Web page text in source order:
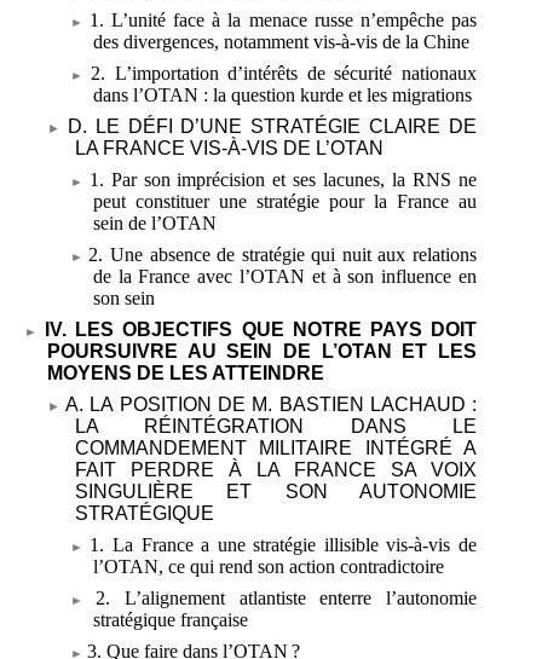
1. L’unité face à la menace russe n’empêche pas
des divergences, notamment vis-à-vis de la Chine
2. L’importation d’intérêts de sécurité nationaux
dans l’OTAN : la question kurde et les migrations
D. LE DÉFI D’UNE STRATÉGIE CLAIRE DE
LA FRANCE VIS-À-VIS DE L’OTAN
1. Par son imprécision et ses lacunes, la RNS ne
peut constituer une stratégie pour la France au
sein de l’OTAN
2. Une absence de stratégie qui nuit aux relations
de la France avec l’OTAN et à son influence en
son sein
IV. LES OBJECTIFS QUE NOTRE PAYS DOIT
POURSUIVRE AU SEIN DE L’OTAN ET LES
MOYENS DE LES ATTEINDRE
A. LA POSITION DE M. BASTIEN LACHAUD :
LA RÉINTÉGRATION DANS LE
COMMANDEMENT MILITAIRE INTÉGRÉ A
FAIT PERDRE À LA FRANCE SA VOIX
SINGULIÈRE ET SON AUTONOMIE
STRATÉGIQUE
1. La France a une stratégie illisible vis-à-vis de
l’OTAN, ce qui rend son action contradictoire
2. L’alignement atlantiste enterre l’autonomie
stratégique française
3. Que faire dans l’OTAN ?